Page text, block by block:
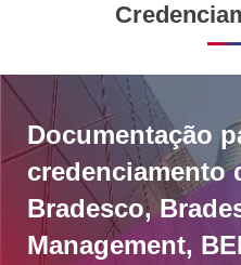
MAIS BUSCADOS
Documentação
credenciamento
Bradesco,
Management,